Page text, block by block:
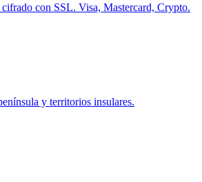
cifrado con SSL. Visa, Mastercard, Crypto.
y territorios insulares.